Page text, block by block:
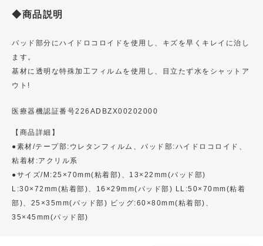
◆商品説明
パッド部分にハイドロコロイドを使用し、キズを早くキレイに治し
ます。
基材に透明な特殊加工フィルムを使用し、目立たず水をシャットア
ウト!
医療器機認証番号226ADBZX00202000
【商品詳細】
●素材/テープ部:ウレタンフィルム、パッド部:ハイドロコロイド、
粘着材:アクリル系
●サイズ/M:25×70mm(粘着部)、13×22mm(パッド部)
L:30×72mm(粘着部)、16×29mm(パッド部) LL:50×70mm(粘着
部)、25×35mm(パッド部) ビッグ:60×80mm(粘着部)、
35×45mm(パッド部)